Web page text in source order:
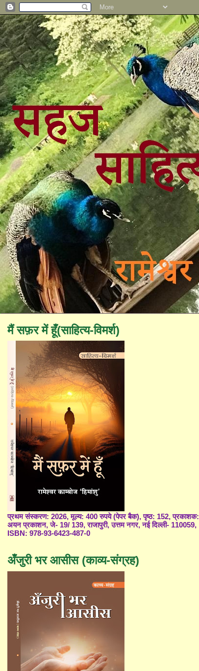
मैं सफ़र में हूँ(साहित्य-विमर्श)
प्रथम संस्करण: 2026, मूल्य: 400 रुपये (पेपर बैक), पृष्ठ: 152, प्रकाशक:
अयन प्रकाशन, जे- 19/ 139, राजापुरी, उत्तम नगर, नई दिल्ली- 110059,
ISBN: 978-93-6423-487-0
अँजुरी भर आसीस (काव्य-संग्रह)